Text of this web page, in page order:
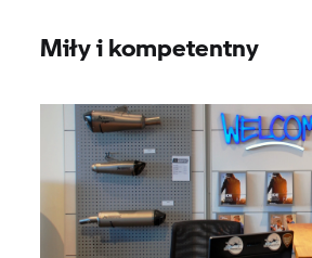
Miły i kompetentny